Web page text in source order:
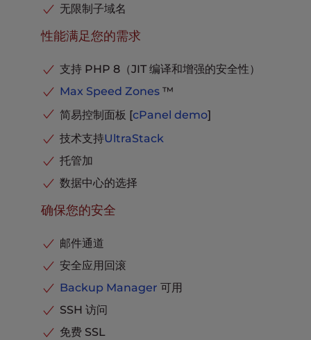
高级缓存
停放域名
无限制
每个收件箱的电子邮件存储空间
电话、聊天和票务支持
无限制子域名
性能满足您的需求
支持 PHP 8（JIT 编译和增强的安全性）
Max Speed Zones™
简易控制面板 [cPanel demo]
技术支持UltraStack
托管加
数据中心的选择
确保您的安全
邮件通道
安全应用回滚
Backup Manager 可用
SSH 访问
免费 SSL